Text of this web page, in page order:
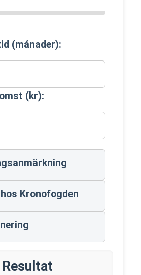
(månader):
(kr):
Kronofogden
Resultat